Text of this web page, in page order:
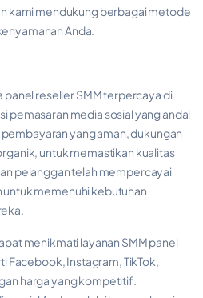
kami mendukung berbagai metode
Anda.
panel reseller SMM terpercaya di
pemasaran media sosial yang andal
yang aman, dukungan
untuk memastikan kualitas
pelanggan telah mempercayai
memenuhi kebutuhan
menikmati layanan SMM panel
Facebook, Instagram, TikTok,
harga yang kompetitif.